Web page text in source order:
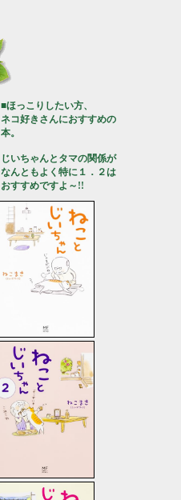
■ほっこりしたい方、
ネコ好きさんにおすすめの
本。
じいちゃんとタマの関係が
なんともよく特に１．２は
おすすめですよ～!!